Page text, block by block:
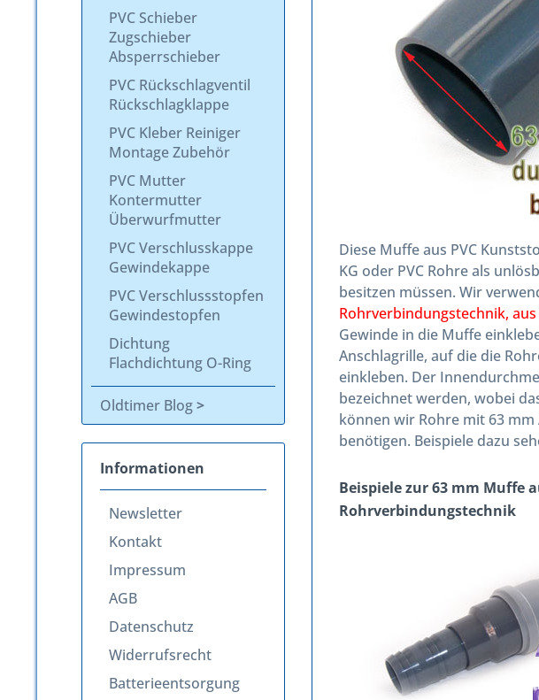
PVC Schieber
Zugschieber
Absperrschieber
PVC Rückschlagventil
Rückschlagklappe
PVC Kleber Reiniger
Montage Zubehör
PVC Mutter
Kontermutter
Überwurfmutter
PVC Verschlusskappe
Gewindekappe
PVC Verschlussstopfen
Gewindestopfen
Dichtung
Flachdichtung O-Ring
Oldtimer Blog
Informationen
Newsletter
Kontakt
Impressum
AGB
Datenschutz
Widerrufsrecht
Batterieentsorgung
Diese Muffe aus PVC
KG oder PVC Rohre als
besitzen müssen. Wir
Rohrverbindungstechnik,
Gewinde in die Muffe
Anschlagrille, auf die die
einkleben. Der
bezeichnet werden, wobei
können wir Rohre mit 63 mm
benötigen. Beispiele dazu
Beispiele zur 63 mm Muffe
Rohrverbindungstechnik